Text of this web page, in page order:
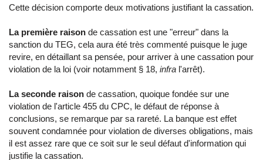
Cette décision comporte deux motivations justifiant la cassation.
La première raison de cassation est une "erreur" dans la
sanction du TEG, cela aura été très commenté puisque le juge
revire, en détaillant sa pensée, pour arriver à une cassation pour
violation de la loi (voir notamment § 18, infra l'arrêt).
La seconde raison de cassation, quoique fondée sur une
violation de l'article 455 du CPC, le défaut de réponse à
conclusions, se remarque par sa rareté. La banque est effet
souvent condamnée pour violation de diverses obligations, mais
il est assez rare que ce soit sur le seul défaut d'information qui
justifie la cassation.